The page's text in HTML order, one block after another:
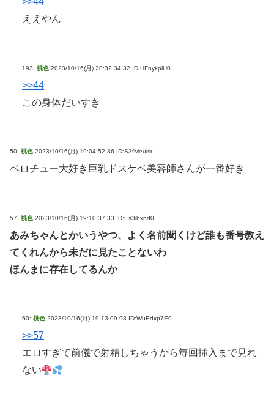
ええやん
193: 桃色 2023/10/16(月) 20:32:34.32 ID:HFnykplU0
>>44
この身体だいすき
50: 桃色 2023/10/16(月) 19:04:52.36 ID:S3fMeulsr
ベロチュー大好き巨乳ドスケベ美容師さんが一番好き
57: 桃色 2023/10/16(月) 19:10:37.33 ID:Es3ibxnd0
あみちゃんとかいうやつ、よく名前聞くけど誰も番号教え
てくれんから未だに見たことないわ
ほんまに存在してるんか
60: 桃色 2023/10/16(月) 19:13:09.93 ID:WuEdxp7E0
>>57
エロすぎて前儀で射精しちゃうから毎回挿入まで見れ
ない